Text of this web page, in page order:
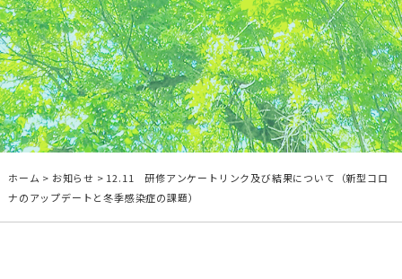
ホーム > お知らせ > 12.11 研修アンケートリンク及び結果について（新型コロ
ナのアップデートと冬季感染症の課題）